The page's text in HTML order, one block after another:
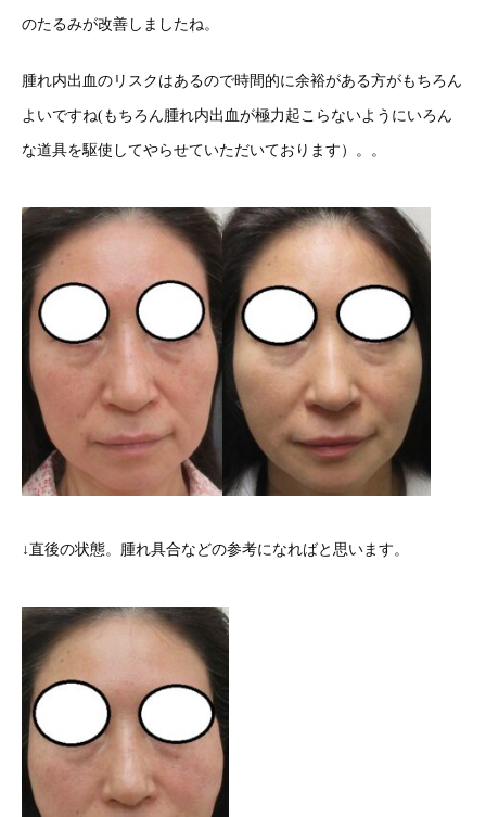
のたるみが改善しましたね。
腫れ内出血のリスクはあるので時間的に余裕がある方がもちろん
よいですね(もちろん腫れ内出血が極力起こらないようにいろん
な道具を駆使してやらせていただいております）。。
↓直後の状態。腫れ具合などの参考になればと思います。